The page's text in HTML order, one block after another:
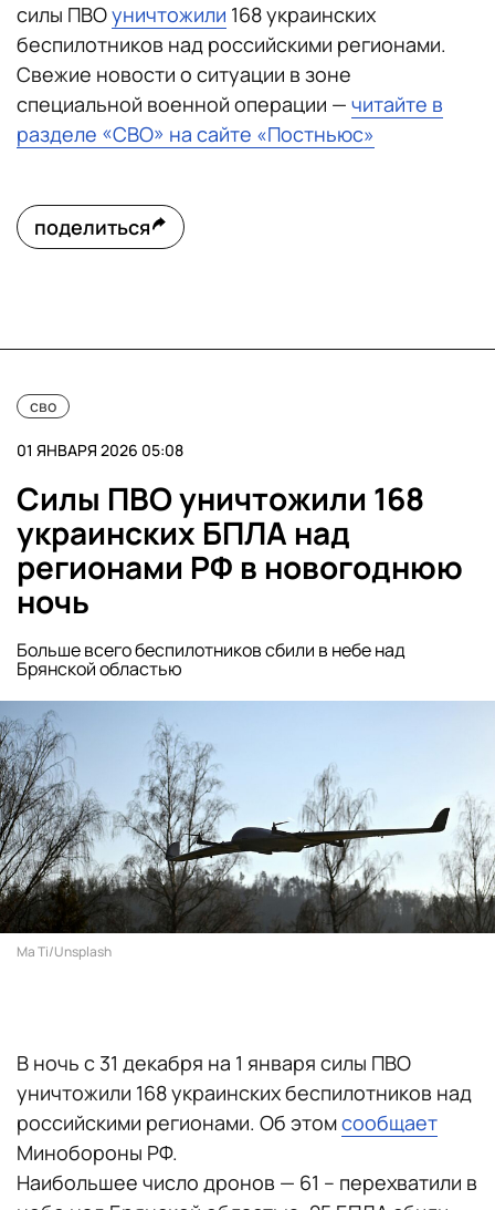
силы ПВОуничтожили 168 украинских
беспилотников над российскими регионами.
Свежие новости о ситуации в зоне
специальной военной операции — читайте в
разделе «СВО» на сайте «Постньюс»
поделиться
сво
01 ЯНВАРЯ 2026 05:08
Силы ПВО уничтожили 168
украинских БПЛА над
регионами РФ в новогоднюю
ночь
Больше всего беспилотников сбили в небе над
Брянской областью
Ma Ti/Unsplash
В ночь с 31 декабря на 1 января силы ПВО
уничтожили 168 украинских беспилотников над
российскими регионами. Об этомсообщает
Минобороны РФ.
Наибольшее число дронов — 61 – перехватили в